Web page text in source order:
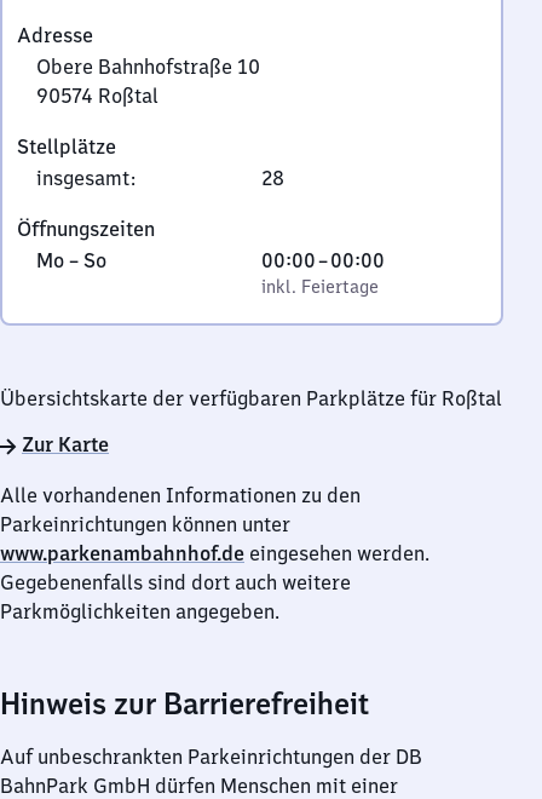
Adresse
Obere Bahnhofstraße 10
90574 Roßtal
Bahnhofstraße
10,
0
5
4
Stellplätze
insgesamt: 28
Öffnungszeiten
Montag
Sonntag
Mo – So,
00:00–00:00
Von
0
Uhr
Uhr
inkl. Feiertage
Übersichtskarte der verfügbaren Parkplätze für Roßtal
Zur Karte
Alle vorhandenen Informationen zu den
Parkeinrichtungen können unter
www.parkenambahnhof.de eingesehen werden.
Gegebenenfalls sind dort auch weitere
Parkmöglichkeiten angegeben.
Hinweis zur Barrierefreiheit
Auf unbeschrankten Parkeinrichtungen der DB
BahnPark GmbH dürfen Menschen mit einer